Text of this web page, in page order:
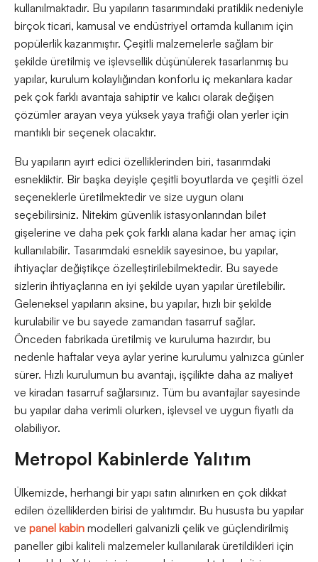
kullanılmaktadır. Bu yapıların tasarımındaki pratiklik nedeniyle
birçok ticari, kamusal ve endüstriyel ortamda kullanım için
popülerlik kazanmıştır. Çeşitli malzemelerle sağlam bir
şekilde üretilmiş ve işlevsellik düşünülerek tasarlanmış bu
yapılar, kurulum kolaylığından konforlu iç mekanlara kadar
pek çok farklı avantaja sahiptir ve kalıcı olarak değişen
çözümler arayan veya yüksek yaya trafiği olan yerler için
mantıklı bir seçenek olacaktır.
Bu yapıların ayırt edici özelliklerinden biri, tasarımdaki
esnekliktir. Bir başka deyişle çeşitli boyutlarda ve çeşitli özel
seçeneklerle üretilmektedir ve size uygun olanı
seçebilirsiniz. Nitekim güvenlik istasyonlarından bilet
gişelerine ve daha pek çok farklı alana kadar her amaç için
kullanılabilir. Tasarımdaki esneklik sayesinoe, bu yapılar,
ihtiyaçlar değiştikçe özelleştirilebilmektedir. Bu sayede
sizlerin ihtiyaçlarına en iyi şekilde uyan yapılar üretilebilir.
Geleneksel yapıların aksine, bu yapılar, hızlı bir şekilde
kurulabilir ve bu sayede zamandan tasarruf sağlar.
Önceden fabrikada üretilmiş ve kuruluma hazırdır, bu
nedenle haftalar veya aylar yerine kurulumu yalnızca günler
sürer. Hızlı kurulumun bu avantajı, işçilikte daha az maliyet
ve kiradan tasarruf sağlarsınız. Tüm bu avantajlar sayesinde
bu yapılar daha verimli olurken, işlevsel ve uygun fiyatlı da
olabiliyor.
Metropol Kabinlerde Yalıtım
Ülkemizde, herhangi bir yapı satın alınırken en çok dikkat
edilen özelliklerden birisi de yalıtımdır. Bu hususta bu yapılar
ve panel kabin modelleri galvanizli çelik ve güçlendirilmiş
paneller gibi kaliteli malzemeler kullanılarak üretildikleri için